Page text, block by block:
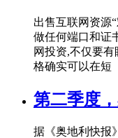
出售互联网资源
做任何端口和证
网投资,不仅要
格确实可以在短
第二季度
据《奥地利快报